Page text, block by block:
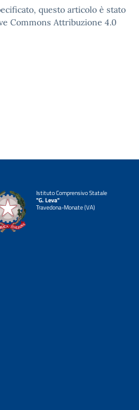
questo articolo è stato
Commons Attribuzione 4.0
Istituto Comprensivo Statale
"G. Leva"
Travedona-Monate (VA)